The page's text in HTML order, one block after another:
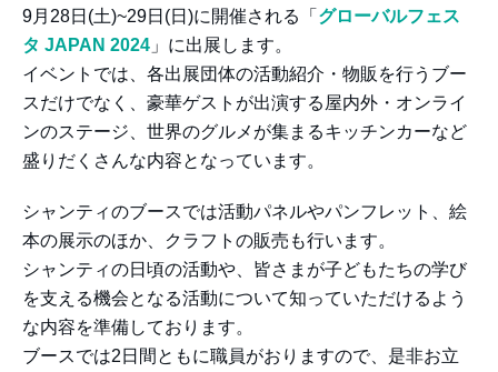
9月28日(土)~29日(日)に開催される「 グローバルフェス
タ JAPAN 2024 」に出展します。
イベントでは、各出展団体の活動紹介・物販を行うブー
スだけでなく、豪華ゲストが出演する屋内外・オンライ
ンのステージ、世界のグルメが集まるキッチンカーなど
盛りだくさんな内容となっています。
シャンティのブースでは活動パネルやパンフレット、絵
本の展示のほか、クラフトの販売も行います。
シャンティの日頃の活動や、皆さまが子どもたちの学び
を支える機会となる活動について知っていただけるよう
な内容を準備しております。
ブースでは2日間ともに職員がおりますので、是非お立